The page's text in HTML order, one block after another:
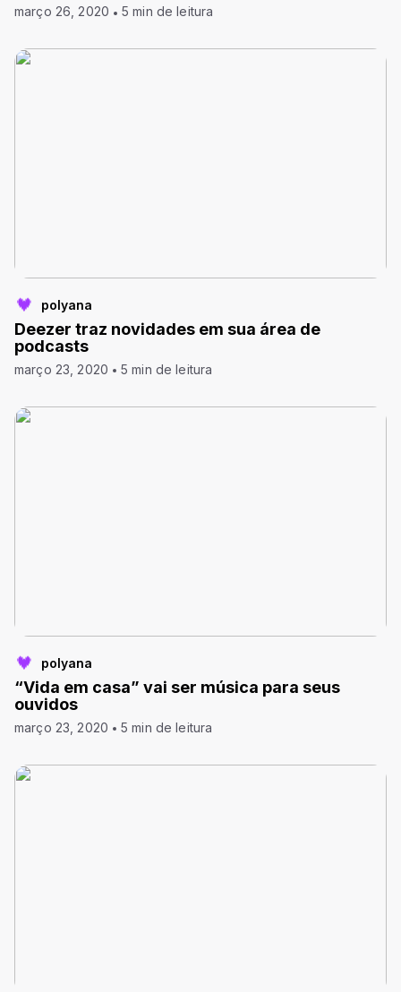
março 26, 2020 5 min de leitura
polyana
Deezer traz novidades em sua área de
podcasts
março 23, 2020 5 min de leitura
polyana
“Vida em casa” vai ser música para seus
ouvidos
março 23, 2020 5 min de leitura